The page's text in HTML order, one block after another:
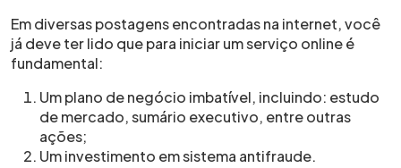
Em diversas postagens encontradas na internet, você
já deve ter lido que para iniciar um serviço online é
fundamental:
Um plano de negócio imbatível, incluindo: estudo
de mercado, sumário executivo, entre outras
ações;
Um investimento em sistema antifraude.